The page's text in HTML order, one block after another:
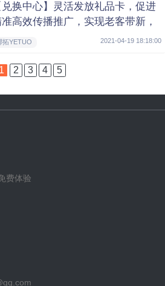
兑换中心】灵活发放礼品卡，促进
高效传播推广，实现老客带新，
动用户消费
拓YETUO 2021-04-19 18:18:00
1 2 3 4 5
费体验